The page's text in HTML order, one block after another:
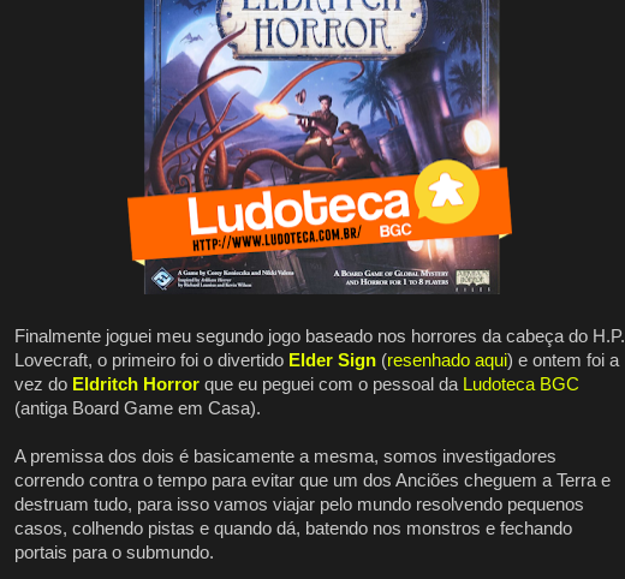
Finalmente joguei meu segundo jogo baseado nos horrores da cabeça do H.P.
Lovecraft, o primeiro foi o divertido Elder Sign (resenhado aqui) e ontem foi a
vez do Eldritch Horror que eu peguei com o pessoal da Ludoteca BGC
(antiga Board Game em Casa).
A premissa dos dois é basicamente a mesma, somos investigadores
correndo contra o tempo para evitar que um dos Anciões cheguem a Terra e
destruam tudo, para isso vamos viajar pelo mundo resolvendo pequenos
casos, colhendo pistas e quando dá, batendo nos monstros e fechando
portais para o submundo.